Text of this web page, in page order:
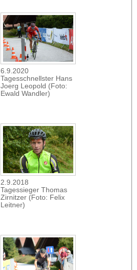
6.9.2020
Tagesschnellster Hans
Joerg Leopold (Foto:
Ewald Wandler)
2.9.2018
Tagessieger Thomas
Zirnitzer (Foto: Felix
Leitner)